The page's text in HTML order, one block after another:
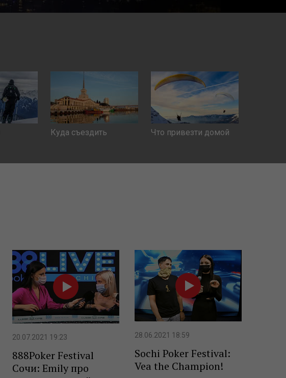
Куда съездить Что привезти домой
20.07.2021 19:23
888Poker Festival
Сочи: Emily про
28.06.2021 18:59
Sochi Poker Festival:
Vea the Champion!